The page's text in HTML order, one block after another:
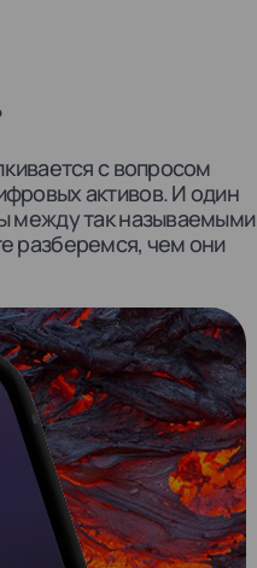
с вопросом
активов. И один
между так называемыми
разберемся, чем они